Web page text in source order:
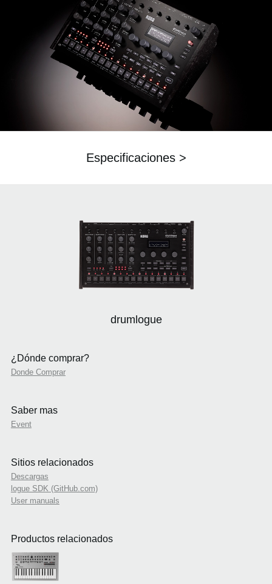
Especificaciones >
drumlogue
¿Dónde comprar?
Donde Comprar
Saber mas
Event
Sitios relacionados
Descargas
logue SDK (GitHub.com)
User manuals
Productos relacionados